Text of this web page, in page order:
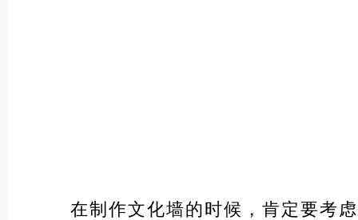
在制作文化墙的时候，肯定要考虑